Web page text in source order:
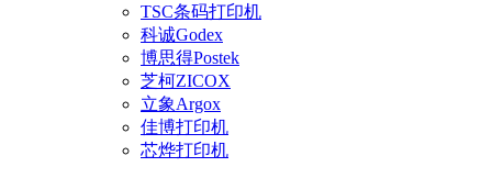
TSC条码打印机
科诚Godex
博思得Postek
芝柯ZICOX
立象Argox
佳博打印机
芯烨打印机